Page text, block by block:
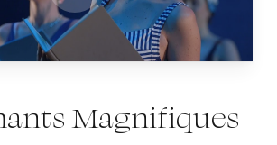
Magnifiques